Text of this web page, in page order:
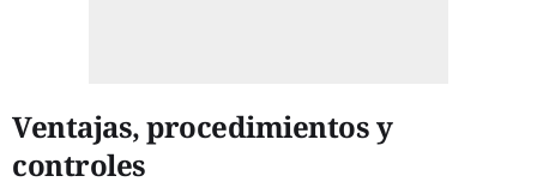
Ventajas, procedimientos y
controles